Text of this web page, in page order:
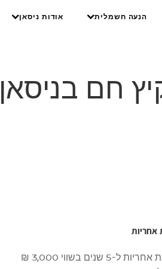
- אוגוסט
הנעה חשמלית אודות ניסאן
חם בניסאן -
אחריות
ל-5 שנים בשווי 3,000 ₪